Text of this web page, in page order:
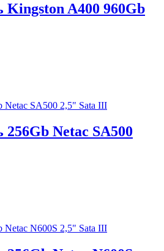
Kingston A400 960Gb
256Gb Netac SA500